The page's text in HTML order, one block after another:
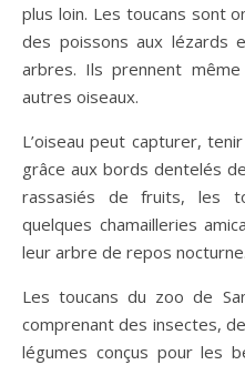
plus loin. Les toucans sont
des poissons aux lézards
arbres. Ils prennent
autres oiseaux.
L’oiseau peut capturer,
grâce aux bords dentelés
rassasiés de fruits, les
quelques chamailleries
leur arbre de repos nocturne.
Les toucans du zoo de
comprenant des insectes,
légumes conçus pour les